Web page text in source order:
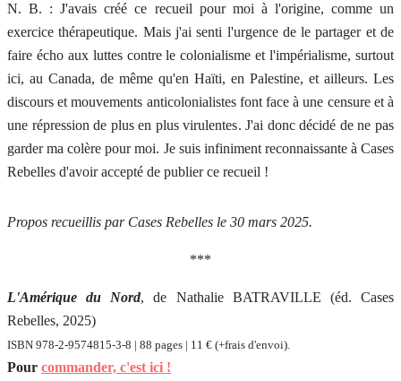
N. B. : J'avais créé ce recueil pour moi à l'origine, comme un
exercice thérapeutique. Mais j'ai senti l'urgence de le partager et de
faire écho aux luttes contre le colonialisme et l'impérialisme, surtout
ici, au Canada, de même qu'en Haïti, en Palestine, et ailleurs. Les
discours et mouvements anticolonialistes font face à une censure et à
une répression de plus en plus virulentes. J'ai donc décidé de ne pas
garder ma colère pour moi. Je suis infiniment reconnaissante à Cases
Rebelles d'avoir accepté de publier ce recueil !
Propos recueillis par Cases Rebelles le 30 mars 2025.
***
L'Amérique du Nord, de Nathalie BATRAVILLE (éd. Cases
Rebelles, 2025)
ISBN 978-2-9574815-3-8 | 88 pages | 11 € (+frais d'envoi).
Pour commander, c'est ici !